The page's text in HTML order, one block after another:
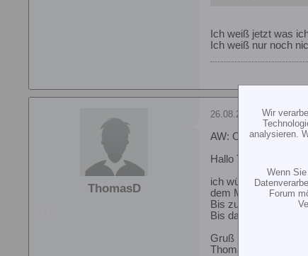
Ich weiß jetzt was
Ich weiß nur noch
ThomasD
26.08.2010, 09:53
AW: OS 55 HZ oder
Hallo Tobias,
ich würde einfach
dem Markt
Bis zur
Bis dahin wird es
Gruß
Thomas
Wir
analysieren.
Wenn
Forum